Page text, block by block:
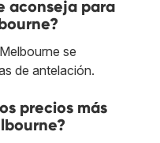
aconseja para
se
de antelación.
precios más